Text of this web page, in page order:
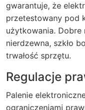
gwarantuje, że
przetestowany pod
użytkowania. Dobre
nierdzewna, szkło
trwałość sprzętu.
Regulacje
Palenie
ograniczeniami